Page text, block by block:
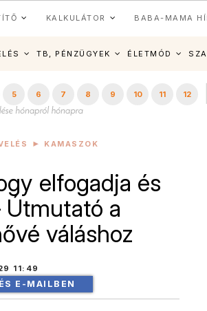
KALKULÁTOR BABA-MAMA
TB, PÉNZÜGYEK ÉLETMÓD
5 6 7 8 9 10 11 12
KAMASZOK
elfogadja és
Útmutató a
váláshoz
11:49
E-MAILBEN